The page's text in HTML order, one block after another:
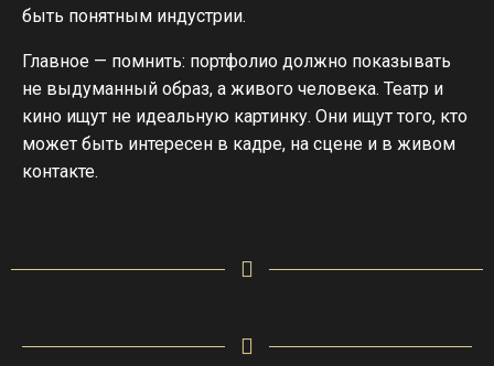
быть понятным индустрии.
Главное — помнить: портфолио должно показывать
не выдуманный образ, а живого человека. Театр и
кино ищут не идеальную картинку. Они ищут того, кто
может быть интересен в кадре, на сцене и в живом
контакте.